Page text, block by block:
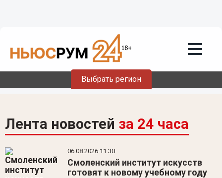
Выбрать регион
Лента новостей за 24 часа
06.08.2026 11:30
Смоленский институт искусств
готовят к новому учебному году